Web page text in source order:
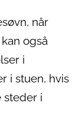
når
også
i
i stuen, hvis
steder i